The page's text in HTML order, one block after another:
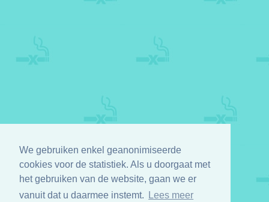
We gebruiken enkel geanonimiseerde
cookies voor de statistiek. Als u doorgaat met
het gebruiken van de website, gaan we er
vanuit dat u daarmee instemt.
Lees meer